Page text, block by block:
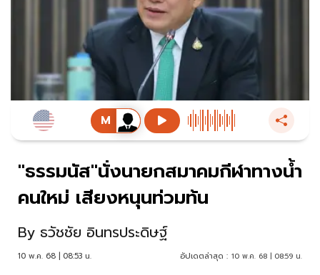
"ธรรมนัส"นั่งนายกสมาคมกีฬาทางน้ำ
คนใหม่ เสียงหนุนท่วมท้น
By ธวัชชัย อินทรประดิษฐ์
10 พ.ค. 68 | 08:53 น. อัปเดตล่าสุด : 10 พ.ค. 68 | 08:59 น.